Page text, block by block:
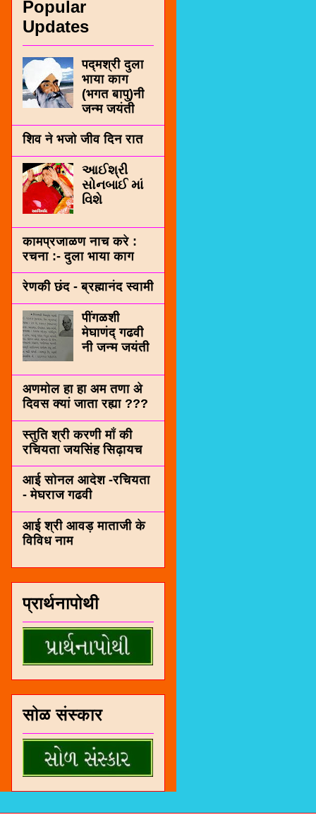
Popular
Updates
पद्मश्री दुला
भाया काग
(भगत बापु)नी
जन्म जयंती
शिव ने भजो जीव दिन रात
આઈશ્રી
સોનબાઈ માં
વિશે
कामप्रजाळण नाच करे :
रचना :- दुला भाया काग
रेणकी छंद - ब्रह्मानंद स्वामी
पींगळशी
मेघाणंद् गढवी
नी जन्म जयंती
अणमोल हा हा अम तणा अे
दिवस क्यां जाता रह्या ???
स्तुति श्री करणी माँ की
रचियता जयसिंह सिढ़ायच
आई सोनल आदेश -रचियता
- मेघराज गढवी
आई श्री आवड़ माताजी के
विविध नाम
प्रार्थनापोथी
सोळ संस्कार